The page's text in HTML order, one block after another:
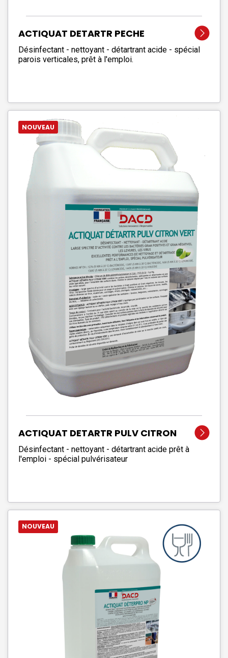
ACTIQUAT DETARTR PECHE
Désinfectant - nettoyant - détartrant acide - spécial
parois verticales, prêt à l'emploi.
NOUVEAU
ACTIQUAT DETARTR PULV CITRON
VERT
Désinfectant - nettoyant - détartrant acide prêt à
l'emploi - spécial pulvérisateur
NOUVEAU